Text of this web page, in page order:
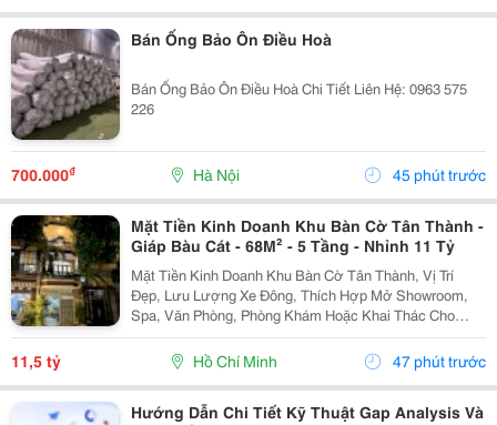
Bán Ống Bảo Ôn Điều Hoà
Bán Ống Bảo Ôn Điều Hoà Chi Tiết Liên Hệ: 0963 575
226
700.000₫ Hà Nội 45 phút trước
Mặt Tiền Kinh Doanh Khu Bàn Cờ Tân Thành -
Giáp Bàu Cát - 68M² - 5 Tầng - Nhỉnh 11 Tỷ
Mặt Tiền Kinh Doanh Khu Bàn Cờ Tân Thành, Vị Trí
Đẹp, Lưu Lượng Xe Đông, Thích Hợp Mở Showroom,
Spa, Văn Phòng, Phòng Khám Hoặc Khai Thác Cho
Thuê. Ưu Điểm Nổi Bật: Diện Tích: 68M&Sup2; Kết
Cấu: 4 Tầng + Sân Thượng 6 Phòng Ngủ Khép Kín...
11,5 tỷ Hồ Chí Minh 47 phút trước
Hướng Dẫn Chi Tiết Kỹ Thuật Gap Analysis Và